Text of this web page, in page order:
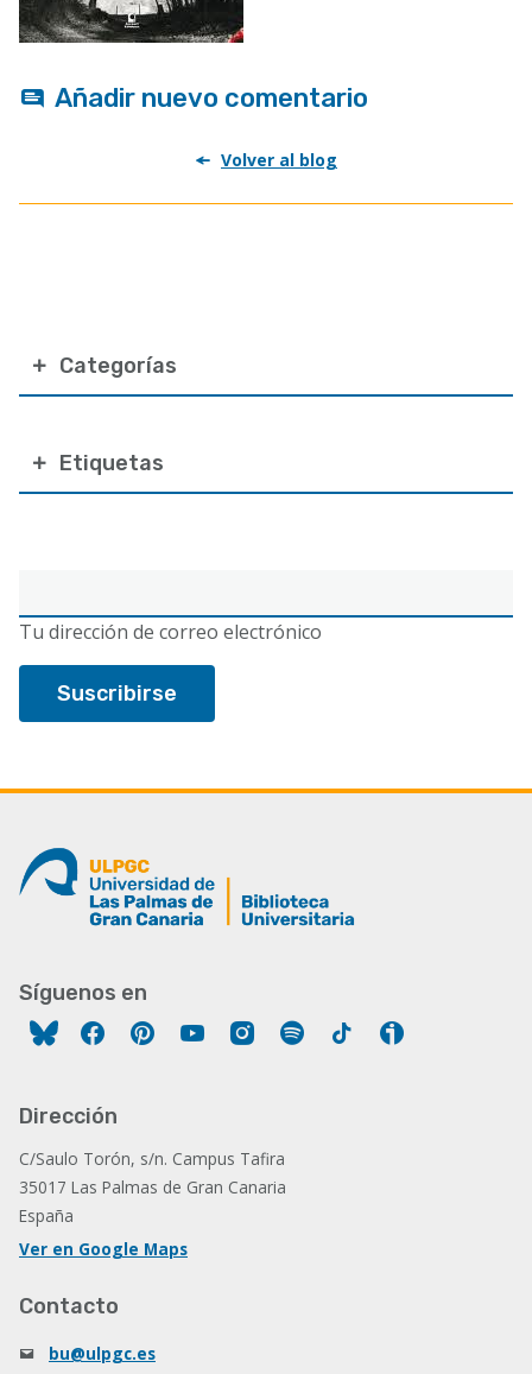
electrónico
Tu dirección de correo electrónico
Categorías
Etiquetas
Añadir nuevo comentario
Volver al blog
Síguenos en
FacebookPinterestYouTubeInstagram
Spotify Tiktok
Dirección
C/Saulo Torón, s/n. Campus Tafira
35017 Las Palmas de Gran Canaria
España
Ver en Google Maps
Contacto
bu@ulpgc.es